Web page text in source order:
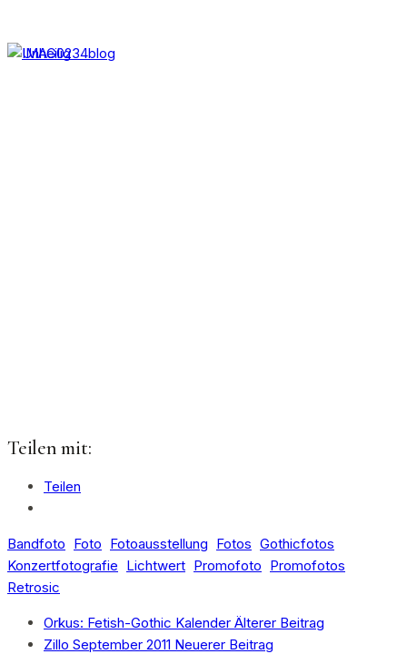
Teilen mit:
Teilen
Bandfoto Foto Fotoausstellung Fotos Gothicfotos
Konzertfotografie Lichtwert Promofoto Promofotos
Retrosic
Orkus: Fetish-Gothic Kalender Älterer Beitrag
Zillo September 2011 Neuerer Beitrag